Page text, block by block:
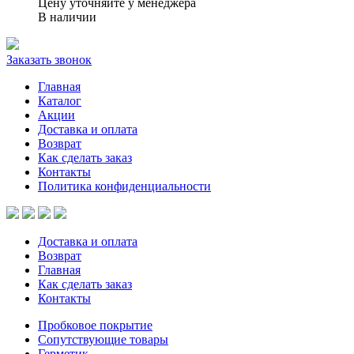
Цену уточняйте у менеджера
В наличии
Заказать звонок
Главная
Каталог
Акции
Доставка и оплата
Возврат
Как сделать заказ
Контакты
Политика конфиденциальности
Доставка и оплата
Возврат
Главная
Как сделать заказ
Контакты
Пробковое покрытие
Сопутствующие товары